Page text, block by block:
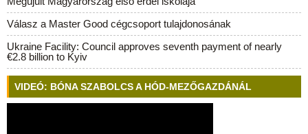
Válasz a Master Good cégcsoport tulajdonosának
Ukraine Facility: Council approves seventh payment of nearly
€2.8 billion to Kyiv
VIDEÓ: BÓNA SZABOLCS A HÓD-MEZŐGAZDÁNÁL